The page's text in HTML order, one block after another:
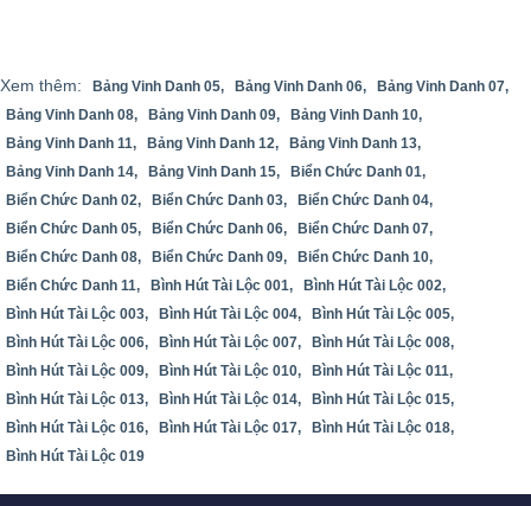
Xem thêm: Bảng Vinh Danh 05, Bảng Vinh Danh 06,
Bảng Vinh Danh 07,
Bảng Vinh Danh 08,
Bảng Vinh Danh 09,
Bảng Vinh Danh 10,
Bảng Vinh Danh 11,
Bảng Vinh Danh 12,
Bảng Vinh Danh 13,
Bảng Vinh Danh 14,
Bảng Vinh Danh 15,
Biển Chức Danh 01,
Biển Chức Danh 02,
Biển Chức Danh 03,
Biển Chức Danh 04,
Biển Chức Danh 05,
Biển Chức Danh 06,
Biển Chức Danh 07,
Biển Chức Danh 08,
Biển Chức Danh 09,
Biển Chức Danh 10,
Biển Chức Danh 11,
Bình Hút Tài Lộc 001,
Bình Hút Tài Lộc 002,
Bình Hút Tài Lộc 003,
Bình Hút Tài Lộc 004,
Bình Hút Tài Lộc 005,
Bình Hút Tài Lộc 006,
Bình Hút Tài Lộc 007,
Bình Hút Tài Lộc 008,
Bình Hút Tài Lộc 009,
Bình Hút Tài Lộc 010,
Bình Hút Tài Lộc 011,
Bình Hút Tài Lộc 013,
Bình Hút Tài Lộc 014,
Bình Hút Tài Lộc 015,
Bình Hút Tài Lộc 016,
Bình Hút Tài Lộc 017,
Bình Hút Tài Lộc 018,
Bình Hút Tài Lộc 019